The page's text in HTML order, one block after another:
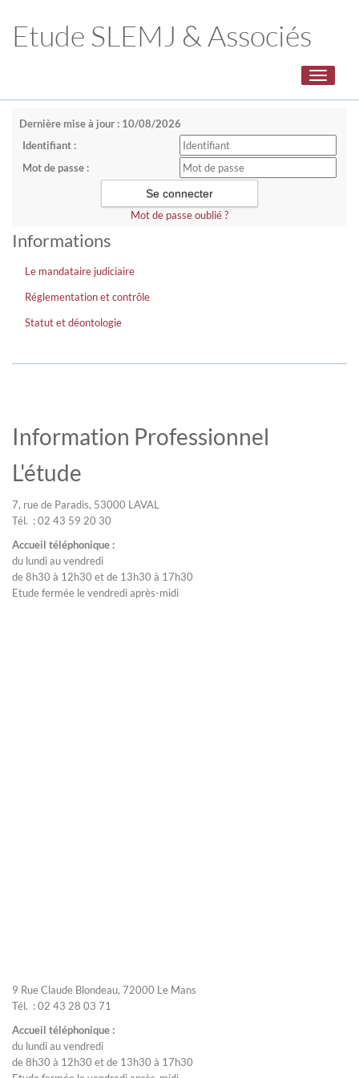
Etude SLEMJ & Associés
Toggle
Dernière mise à jour : 10/08/2026
Identifiant :
Mot de passe :
Mot de passe oublié ?
Informations
Le mandataire judiciaire
Réglementation et contrôle
Statut et déontologie
Information Professionnel
L'étude
7, rue de Paradis, 53000 LAVAL
Tél. : 02 43 59 20 30
Accueil téléphonique :
du lundi au vendredi
de 8h30 à 12h30 et de 13h30 à 17h30
Etude fermée le vendredi après-midi
9 Rue Claude Blondeau, 72000 Le Mans
Tél. : 02 43 28 03 71
Accueil téléphonique :
du lundi au vendredi
de 8h30 à 12h30 et de 13h30 à 17h30